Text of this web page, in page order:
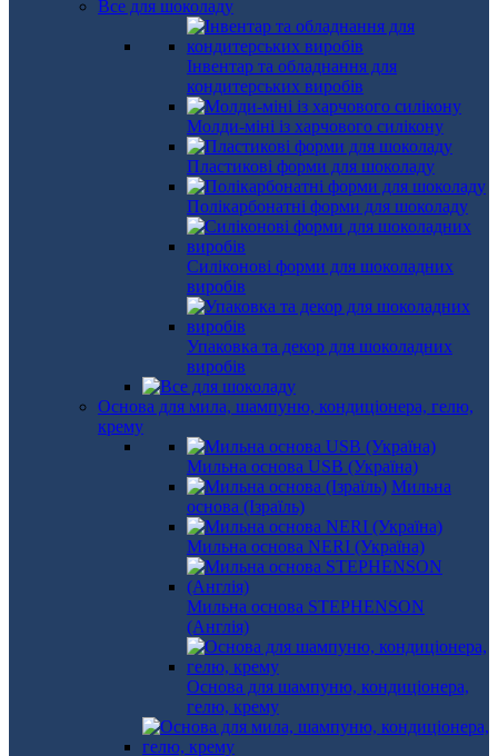
Все для шоколаду
Інвентар та обладнання для
кондитерських виробів
Молди-міні із харчового силікону
Пластикові форми для шоколаду
Полікарбонатні форми для шоколаду
Силіконові форми для шоколадних
виробів
Упаковка та декор для шоколадних
виробів
Основа для мила, шампуню, кондиціонера, гелю,
крему
Мильна основа USB (Україна)
Мильна
основа (Ізраїль)
Мильна основа NERI (Україна)
Мильна основа STEPHENSON
(Англія)
Основа для шампуню, кондиціонера,
гелю, крему